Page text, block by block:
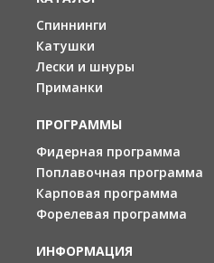
Спиннинги
Катушки
Лески и шнуры
Приманки
ПРОГРАММЫ
Фидерная программа
Поплавочная программа
Карповая программа
Форелевая программа
ИНФОРМАЦИЯ